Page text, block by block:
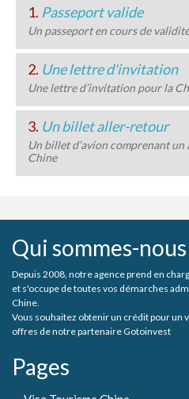
1. Passeport valide
Un passeport en cours de
2. Une lettre d'invitation
Une lettre d’invitation pour la
3. Un billet aller-retour
Un billet d’avion comprenant
Chine
Qui sommes-nous
Depuis 2008, notre agence prend en
et s'occupe de toutes vos démarches
Chine.
Vous souhaitez obtenir un crédit pour un
offres de notre partenaire Gotoinvest
Pages